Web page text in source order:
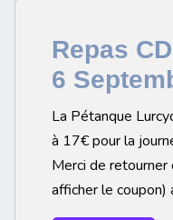
Repas
6
La Pétanque
à 17€ pour la
Merci de retourner
afficher le